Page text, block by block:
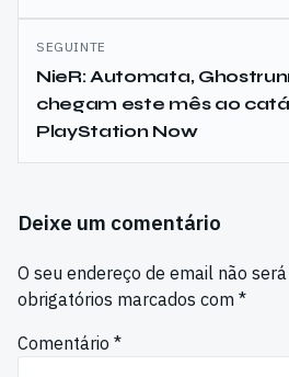
artigos
SEGUINTE
NieR: Automata,
chegam este mês ao
PlayStation Now
Deixe um comentário
O seu endereço de email não
obrigatórios marcados com *
Comentário *